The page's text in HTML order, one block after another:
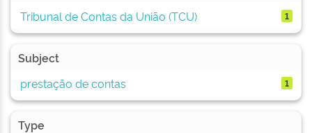
Tribunal de Contas da União (TCU)
1
Subject
prestação de contas
1
Type